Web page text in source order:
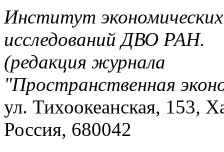
Институт экономических
исследований ДВО РАН.
(редакция журнала
"Пространственная
ул. Тихоокеанская, 153,
Россия, 680042